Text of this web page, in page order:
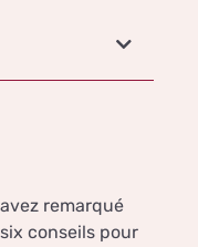
remarqué
conseils pour